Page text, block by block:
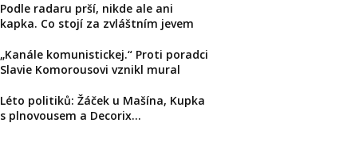
Podle radaru prší, nikde ale ani
kapka. Co stojí za zvláštním jevem
„Kanále komunistickej.“ Proti poradci
Slavie Komorousovi vznikl mural
Léto politiků: Žáček u Mašína, Kupka
s plnovousem a Decorix…